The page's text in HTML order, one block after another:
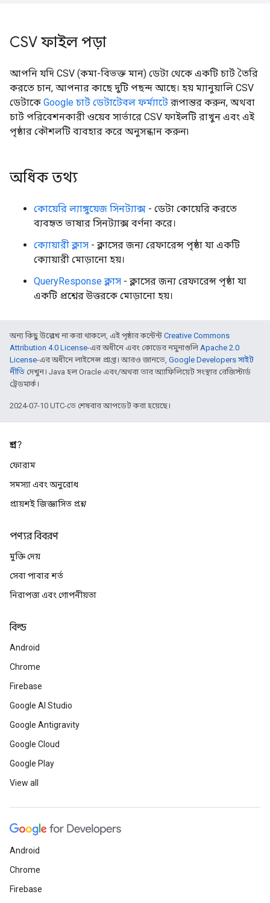
CSV ফাইল পড়া
আপনি যদি CSV (কমা-বিভক্ত মান) ডেটা থেকে একটি চার্ট তৈরি
করতে চান, আপনার কাছে দুটি পছন্দ আছে। হয় ম্যানুয়ালি CSV
ডেটাকে Google চার্ট ডেটাটেবল ফর্ম্যাটে রূপান্তর করুন, অথবা
চার্ট পরিবেশনকারী ওয়েব সার্ভারে CSV ফাইলটি রাখুন এবং এই
পৃষ্ঠার কৌশলটি ব্যবহার করে অনুসন্ধান করুন৷
অধিক তথ্য
কোয়েরি ল্যাঙ্গুয়েজ সিনট্যাক্স - ডেটা কোয়েরি করতে
ব্যবহৃত ভাষার সিনট্যাক্স বর্ণনা করে।
ক্যোয়ারী ক্লাস - ক্লাসের জন্য রেফারেন্স পৃষ্ঠা যা একটি
ক্যোয়ারী মোড়ানো হয়।
QueryResponse ক্লাস - ক্লাসের জন্য রেফারেন্স পৃষ্ঠা যা
একটি প্রশ্নের উত্তরকে মোড়ানো হয়।
অন্য কিছু উল্লেখ না করা থাকলে, এই পৃষ্ঠার কন্টেন্ট Creative Commons
Attribution 4.0 License-এর অধীনে এবং কোডের নমুনাগুলিApache 2.0
License-এর অধীনে লাইসেন্স প্রাপ্ত। আরও জানতে, Google Developers সাইট
নীতি দেখুন। Java হল Oracle এবং/অথবা তার অ্যাফিলিয়েট সংস্থার রেজিস্টার্ড
ট্রেডমার্ক।
2024-07-10 UTC-তে শেষবার আপডেট করা হয়েছে।
প্রশ্ন?
ফোরাম
সমস্যা এবং অনুরোধ
প্রায়শই জিজ্ঞাসিত প্রশ্ন
পণ্যর বিবরণ
মুক্তি দেয়
সেবা পাবার শর্ত
নিরাপত্তা এবং গোপনীয়তা
বিল্ড
Android
Chrome
Firebase
Google AI Studio
Google Antigravity
Google Cloud
Google Play
View all
Android
Chrome
Firebase